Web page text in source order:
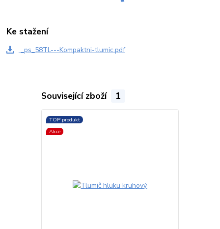
Ke stažení
_ps_58TL---Kompaktni-tlumic.pdf
Související zboží 1
TOP produkt
Akce